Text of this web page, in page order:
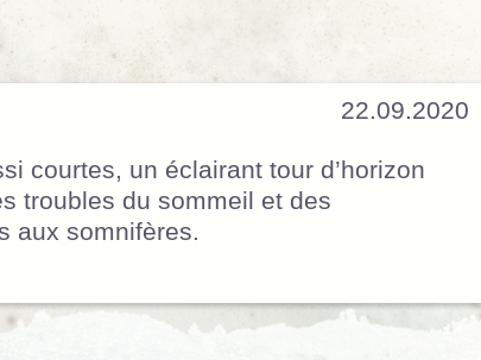
22.09.2020
courtes, un éclairant tour d’horizon
troubles du sommeil et des
aux somnifères.